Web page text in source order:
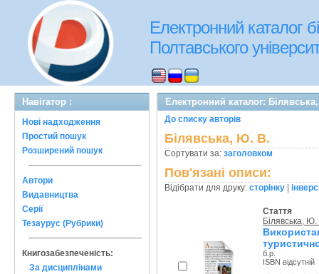
Електронний каталог
Полтавського
Навігатор :
Нові надходження
Простий пошук
Розширений пошук
Автори
Видавництва
Серії
Тезаурус (Рубрики)
Книгозабезпеченість:
За дисциплінами
Електронний каталог:
До списку авторів
Білявська, Ю. В.
Сортувати за: заголовком
Пов'язані описи:
Відібрати для друку: сторінку
Стаття
Білявська,
б.р.
ISBN відсутній